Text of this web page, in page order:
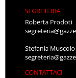
SEGRETERIA
Roberta Prodoti
Stefania Muscolo
CONTATTACI